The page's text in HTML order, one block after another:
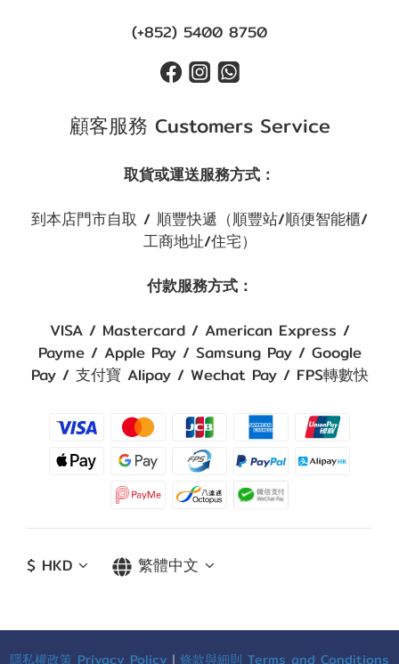
(+852) 5400 8750
顧客服務 Customers Service
取貨或運送服務方式：
到本店門市自取 / 順豐快遞（順豐站/順便智能櫃/
工商地址/住宅）
付款服務方式：
VISA / Mastercard / American Express /
Payme / Apple Pay / Samsung Pay / Google
Pay / 支付寶 Alipay / Wechat Pay / FPS轉數快
$ HKD 繁體中文
隱私權政策 Privacy Policy ｜ 條款與細則 Terms and Conditions